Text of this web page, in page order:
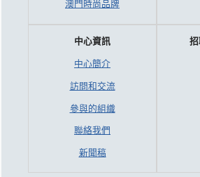
澳門時尚品牌
中心資訊
中心簡介
訪問和交流
參與的組織
聯絡我們
新聞稿